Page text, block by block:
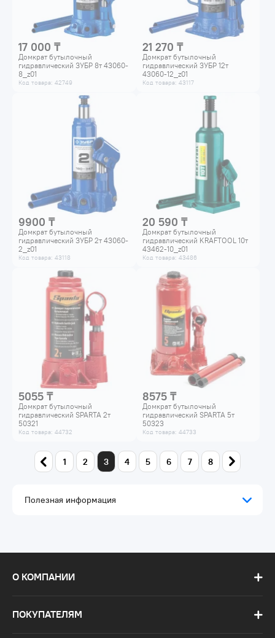
17 000 ₸
Домкрат бутылочный
гидравлический ЗУБР 8т 43060-
8_z01
Код товара: 42749
21 270 ₸
Домкрат бутылочный
гидравлический ЗУБР 12т
43060-12_z01
Код товара: 43117
9900 ₸
Домкрат бутылочный
гидравлический ЗУБР 2т 43060-
2_z01
Код товара: 43118
20 590 ₸
Домкрат бутылочный
гидравлический KRAFTOOL 10т
43462-10_z01
Код товара: 43486
5055 ₸
Домкрат бутылочный
гидравлический SPARTA 2т
50321
Код товара: 44732
8575 ₸
Домкрат бутылочный
гидравлический SPARTA 5т
50323
Код товара: 44733
1 2 3 4 5 6 7 8
Полезная информация
О КОМПАНИИ
ПОКУПАТЕЛЯМ